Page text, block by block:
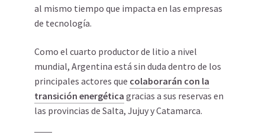
al mismo tiempo que impacta en las empresas
de tecnología.
Como el cuarto productor de litio a nivel
mundial, Argentina está sin duda dentro de los
principales actores que colaborarán con la
transición energética gracias a sus reservas en
las provincias de Salta, Jujuy y Catamarca.